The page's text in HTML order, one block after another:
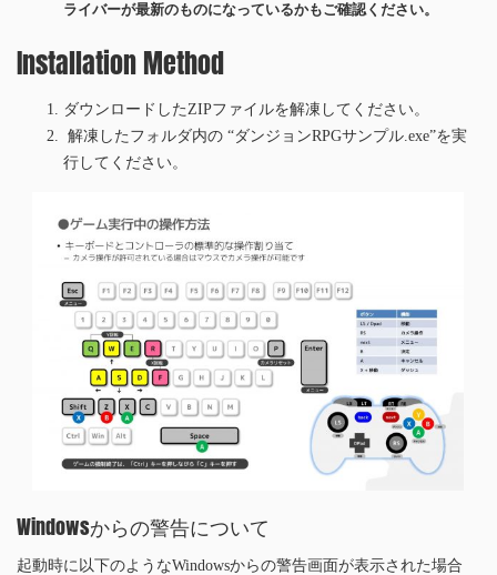
ライバーが最新のものになっているかもご確認ください。
Installation Method
ダウンロードしたZIPファイルを解凍してください。
解凍したフォルダ内の “ダンジョンRPGサンプル.exe”を実
行してください。
Windowsからの警告について
起動時に以下のようなWindowsからの警告画面が表示された場合